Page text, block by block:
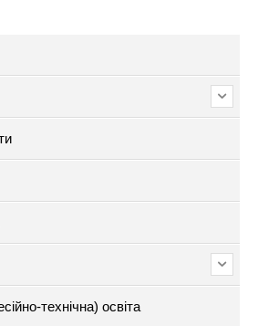
технічна) освіта